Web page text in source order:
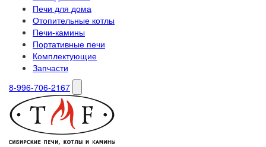
Печи для дома
Отопительные котлы
Печи-камины
Портативные печи
Комплектующие
Запчасти
8-996-706-2167